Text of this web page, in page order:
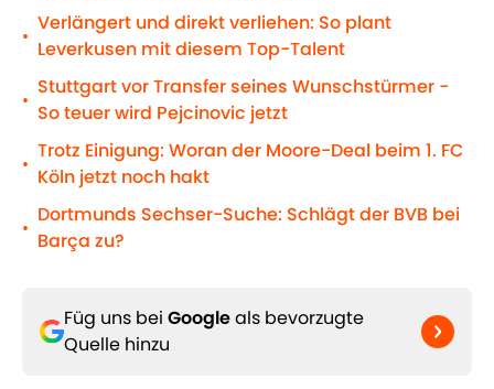
•
Verlängert und direkt verliehen: So plant
Leverkusen mit diesem Top-Talent
•
Stuttgart vor Transfer seines Wunschstürmer -
So teuer wird Pejcinovic jetzt
•
Trotz Einigung: Woran der Moore-Deal beim 1. FC
Köln jetzt noch hakt
•
Dortmunds Sechser-Suche: Schlägt der BVB bei
Barça zu?
Füg uns bei Googleals bevorzugte
Quelle hinzu